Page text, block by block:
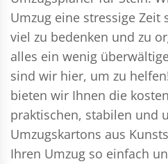
Umzug eine stressige Zeit
viel zu bedenken und zu
alles ein wenig
sind wir hier, um zu
bieten wir Ihnen die
praktischen, stabilen und
Umzugskartons aus
Ihren Umzug so einfach